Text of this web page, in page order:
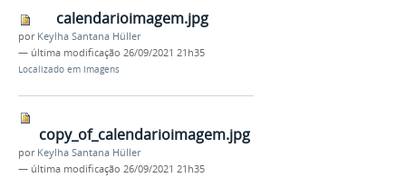
calendarioimagem.jpg
por Keylha Santana Hüller
— última modificação 26/09/2021 21h35
Localizado em Imagens
copy_of_calendarioimagem.jpg
por Keylha Santana Hüller
— última modificação 26/09/2021 21h35